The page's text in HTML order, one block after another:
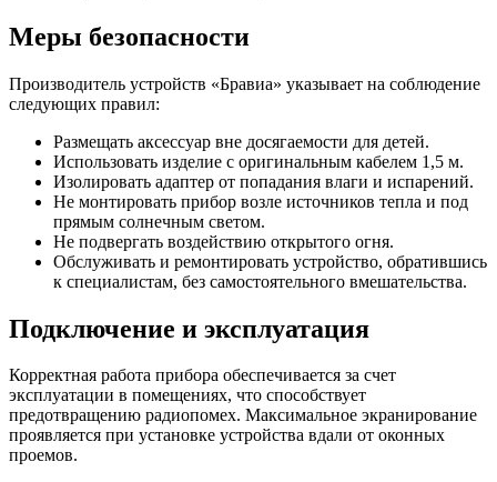
Меры безопасности
Производитель устройств «Бравиа» указывает на соблюдение
следующих правил:
Размещать аксессуар вне досягаемости для детей.
Использовать изделие с оригинальным кабелем 1,5 м.
Изолировать адаптер от попадания влаги и испарений.
Не монтировать прибор возле источников тепла и под
прямым солнечным светом.
Не подвергать воздействию открытого огня.
Обслуживать и ремонтировать устройство, обратившись
к специалистам, без самостоятельного вмешательства.
Подключение и эксплуатация
Корректная работа прибора обеспечивается за счет
эксплуатации в помещениях, что способствует
предотвращению радиопомех. Максимальное экранирование
проявляется при установке устройства вдали от оконных
проемов.